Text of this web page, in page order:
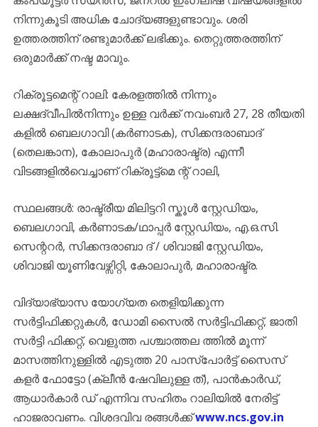
നിന്നുകൂടി അധിക ചോദ്യങ്ങളുണ്ടാവും. ശരി
ഉത്തരത്തിന് രണ്ടുമാർക്ക് ലഭിക്കും. തെറ്റുത്തരത്തിന്
ഒരുമാർക്ക് നഷ്ട മാവും.
റിക്രൂട്ടമെന്റ് റാലി: കേരളത്തിൽ നിന്നും
ലക്ഷദ്വീപിൽനിന്നും ഉള്ള വർക്ക് നവംബർ 27, 28 തീയതി
കളിൽ ബെലഗാവി (കർണാടക), സിക്കന്ദരാബാദ്
(തെലങ്കാന), കോലാപുർ (മഹാരാഷ്ട്ര) എന്നീ
വിടങ്ങളിൽവെച്ചാണ് റിക്രൂട്ട്മെ ന്റ് റാലി,
സ്ഥലങ്ങൾ: രാഷ്ട്രീയ മിലിട്ടറി സ്കൂൾ സ്റ്റേഡിയം,
ബെലഗാവി, കർണാടക/ഥാപ്പർ സ്റ്റേഡിയം, എ.ഒ.സി.
സെന്ററർ, സിക്കന്ദരാബാ ദ് / ശിവാജി സ്റ്റേഡിയം,
ശിവാജി യൂണിവേഴ്സിറ്റി, കോലാപുർ, മഹാരാഷ്ട്ര.
വിദ്യാഭ്യാസ യോഗ്യത തെളിയിക്കുന്ന
സർട്ടിഫിക്കറ്റുകൾ, ഡോമി സൈൽ സർട്ടിഫിക്കറ്റ്, ജാതി
സർട്ടി ഫിക്കറ്റ്, വെളുത്ത പശ്ചാത്തല ത്തിൽ മൂന്ന്
മാസത്തിനുള്ളിൽ എടുത്ത 20 പാസ്പോർട്ട് സൈസ്
കളർ ഫോട്ടോ (ക്ലീൻ ഷേവിലുള്ള ത്), പാൻകാർഡ്,
ആധാർകാർ ഡ് എന്നിവ സഹിതം റാലിയിൽ നേരിട്ട്
ഹാജരാവണം. വിശദവിവ രങ്ങൾക്ക്www.ncs.gov.in